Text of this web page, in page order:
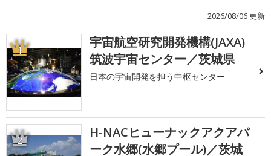
2026/08/06 更新
1
宇宙航空研究開発機構(JAXA)
筑波宇宙センター／茨城県
日本の宇宙開発を担う中枢センター
2
H-NACヒューナックアクアパ
ーク水郷(水郷プール)／茨城